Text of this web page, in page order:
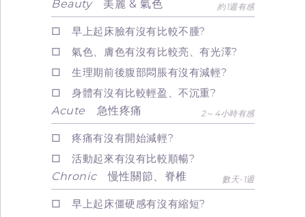
Beauty美麗 & 氣色 約1週有感
□ 早上起床臉有沒有比較不腫?
□ 氣色、膚色有沒有比較亮、有光澤?
□ 生理期前後腹部悶脹有沒有減輕?
□ 身體有沒有比較輕盈、不沉重?
Acute 急性疼痛 2～4小時有感
□ 疼痛有沒有開始減輕?
□ 活動起來有沒有比較順暢?
Chronic慢性關節、脊椎 數天-1週
□ 早上起床僵硬感有沒有縮短?